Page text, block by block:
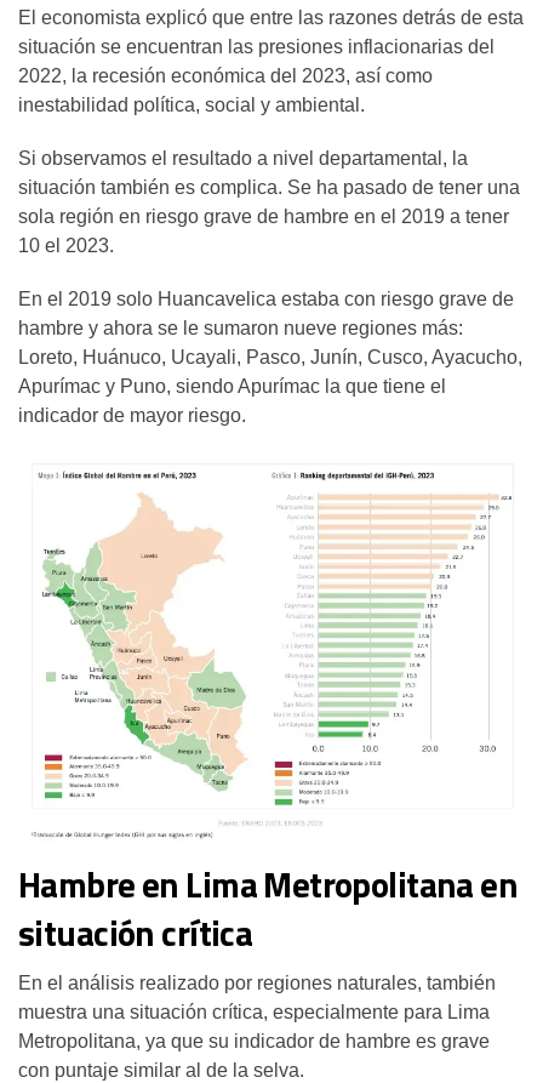
El economista explicó que entre las razones detrás de esta
situación se encuentran las presiones inflacionarias del
2022, la recesión económica del 2023, así como
inestabilidad política, social y ambiental.
Si observamos el resultado a nivel departamental, la
situación también es complica. Se ha pasado de tener una
sola región en riesgo grave de hambre en el 2019 a tener
10 el 2023.
En el 2019 solo Huancavelica estaba con riesgo grave de
hambre y ahora se le sumaron nueve regiones más:
Loreto, Huánuco, Ucayali, Pasco, Junín, Cusco, Ayacucho,
Apurímac y Puno, siendo Apurímac la que tiene el
indicador de mayor riesgo.
Hambre en Lima Metropolitana en
situación crítica
En el análisis realizado por regiones naturales, también
muestra una situación crítica, especialmente para Lima
Metropolitana, ya que su indicador de hambre es grave
con puntaje similar al de la selva.